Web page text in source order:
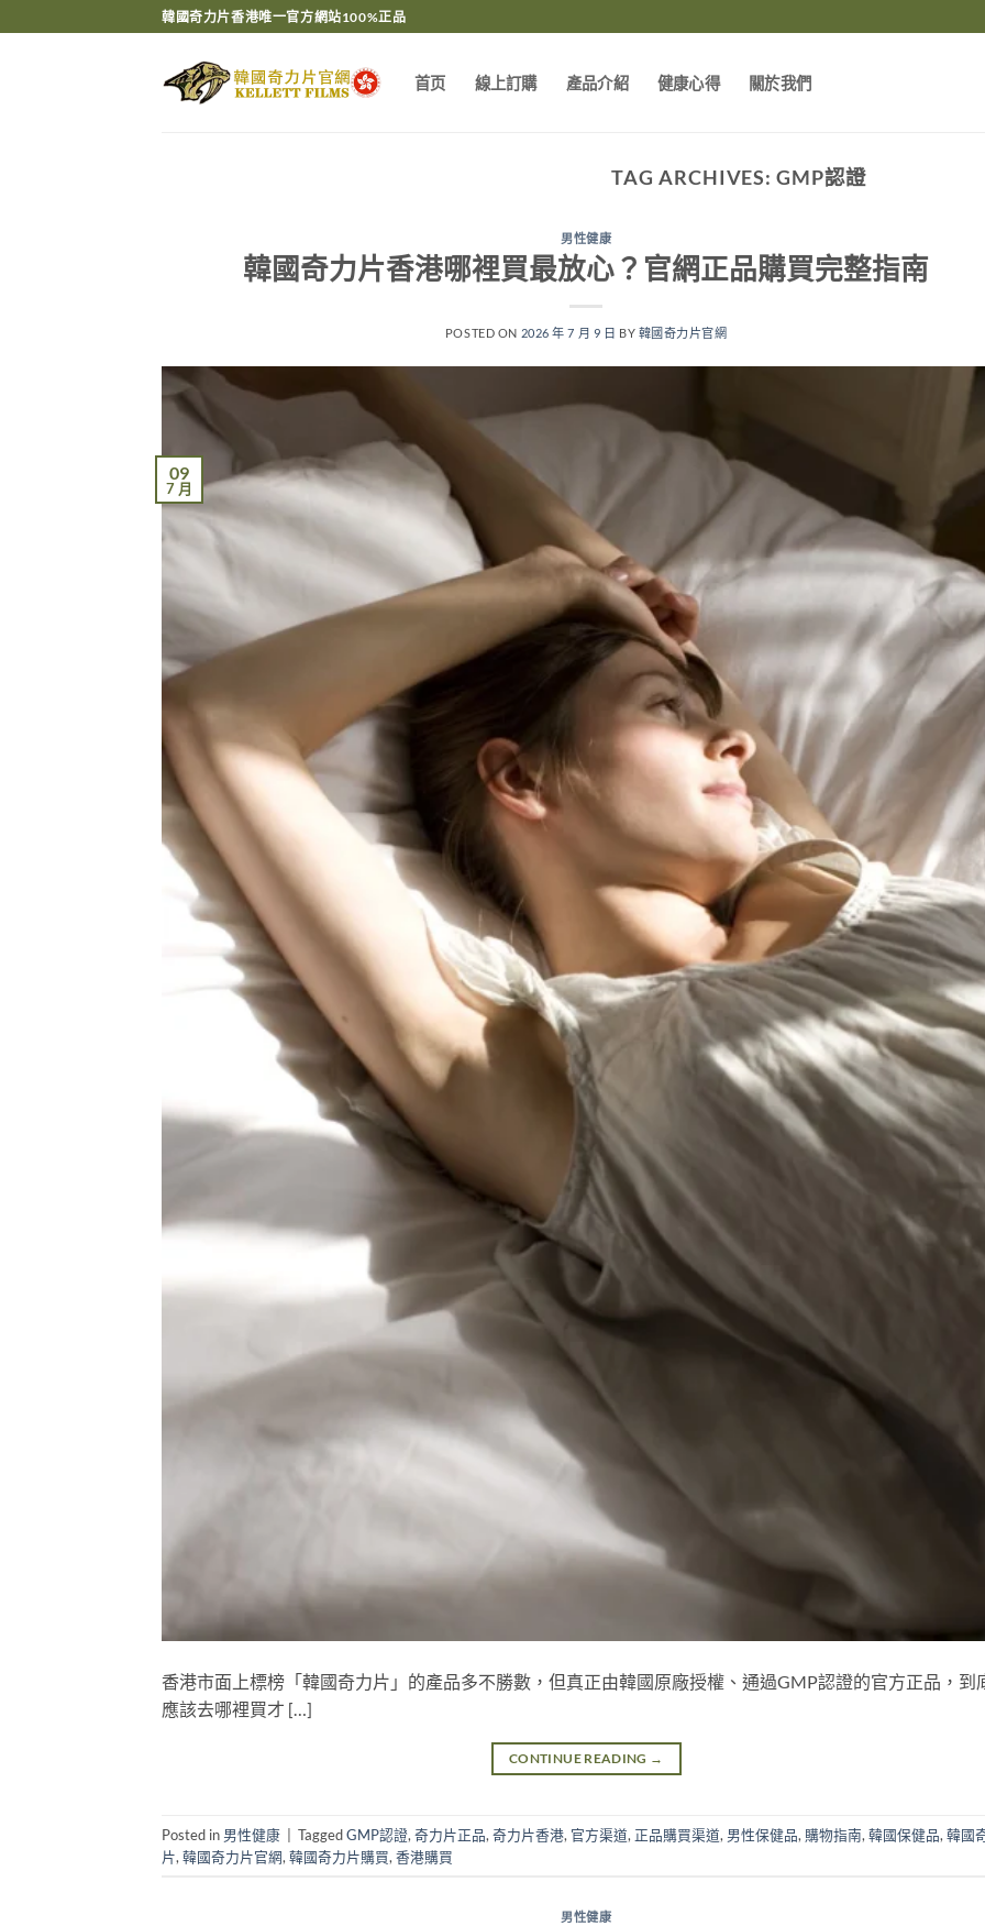
to
韓國奇力片香港唯一官方網站100%正品
首页 線上訂購 產品介紹 健康心得 關於我們
TAG ARCHIVES:GMP認證
男性健康
韓國奇力片香港哪裡買最放心？官網正品購買完整指南
POSTED ON 2026 年 7 月 9 日 BY 韓國奇力片官網
09
7 月
香港市面上標榜「韓國奇力片」的產品多不勝數，但真正由韓國原廠授權、通過GMP認證的官方正品，到
應該去哪裡買才 […]
CONTINUE READING →
Posted in 男性健康 TaggedGMP認證, 奇力片正品, 奇力片香港, 官方渠道, 正品購買渠道, 男性保健品, 購物指南, 韓國保健品, 韓國
片, 韓國奇力片官網, 韓國奇力片購買, 香港購買
男性健康